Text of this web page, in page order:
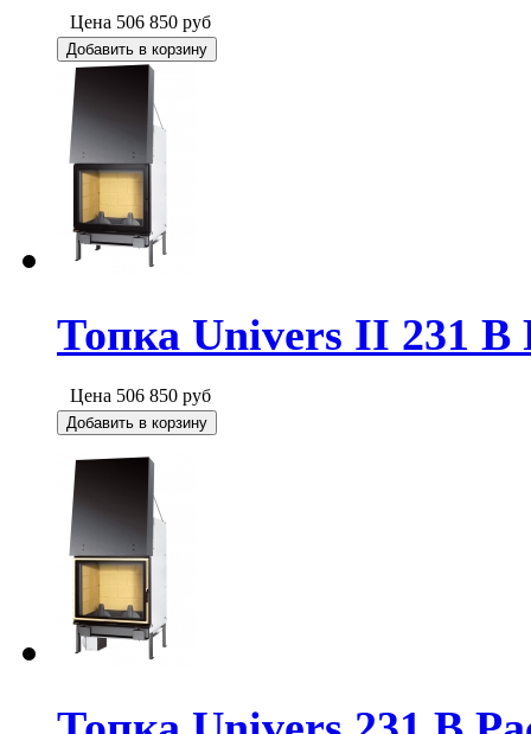
Цена 506 850 руб
Добавить в корзину
Топка Univers II 231 B
Цена 506 850 руб
Добавить в корзину